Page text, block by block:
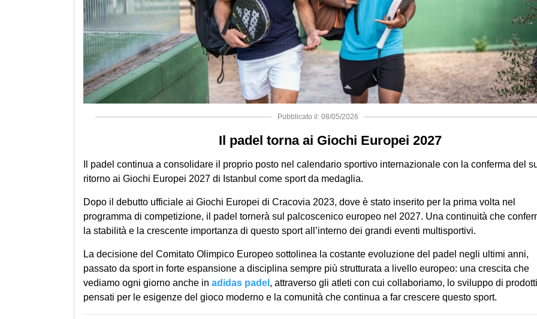
Pubblicato il: 08/05/2026
Il padel torna ai Giochi Europei 2027
Il padel continua a consolidare il proprio posto nel calendario sportivo internazionale con la conferma del
ritorno ai Giochi Europei 2027 di Istanbul come sport da medaglia.
Dopo il debutto ufficiale ai Giochi Europei di Cracovia 2023, dove è stato inserito per la prima volta nel
programma di competizione, il padel tornerà sul palcoscenico europeo nel 2027. Una continuità che
la stabilità e la crescente importanza di questo sport all’interno dei grandi eventi multisportivi.
La decisione del Comitato Olimpico Europeo sottolinea la costante evoluzione del padel negli ultimi anni,
passato da sport in forte espansione a disciplina sempre più strutturata a livello europeo: una crescita che
vediamo ogni giorno anche in adidas padel , attraverso gli atleti con cui collaboriamo, lo sviluppo di prodotti
pensati per le esigenze del gioco moderno e la comunità che continua a far crescere questo sport.